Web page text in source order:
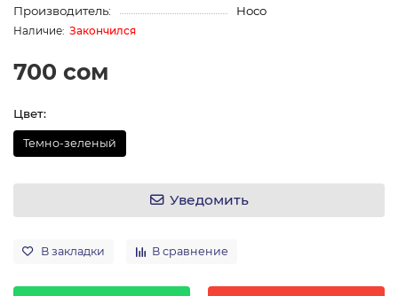
Производитель:
Hoco
Закончился
700 сом
Цвет:
Темно-зеленый
Уведомить
В закладки В сравнение